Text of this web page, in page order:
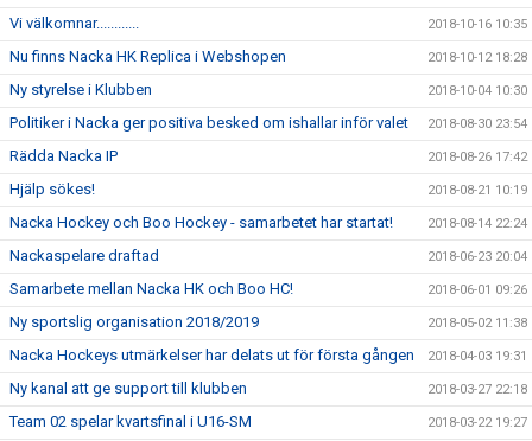
Vi välkomnar............ 2018-10-16 10:35
Nu finns Nacka HK Replica i Webshopen 2018-10-12 18:28
Ny styrelse i Klubben 2018-10-04 10:30
Politiker i Nacka ger positiva besked om ishallar inför valet 2018-08-30 23:54
Rädda Nacka IP 2018-08-26 17:42
Hjälp sökes! 2018-08-21 10:19
Nacka Hockey och Boo Hockey - samarbetet har startat! 2018-08-14 22:24
Nackaspelare draftad 2018-06-23 20:04
Samarbete mellan Nacka HK och Boo HC! 2018-06-01 09:26
Ny sportslig organisation 2018/2019 2018-05-02 11:38
Nacka Hockeys utmärkelser har delats ut för första gången 2018-04-03 19:31
Ny kanal att ge support till klubben 2018-03-27 22:18
Team 02 spelar kvartsfinal i U16-SM 2018-03-22 19:27